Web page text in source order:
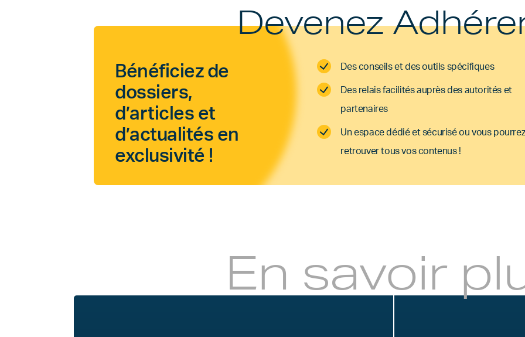
Devenez
Bénéficiez de
dossiers,
d’articles et
d’actualités en
exclusivité !
Des conseils et des outils spécifiques
Des relais facilités auprès des autorités et
partenaires
Un espace dédié et sécurisé ou vous pourrez
retrouver tous vos contenus !
En savoir